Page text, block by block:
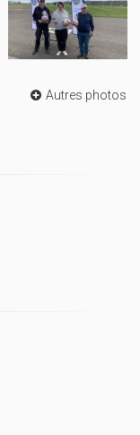
Autres photos